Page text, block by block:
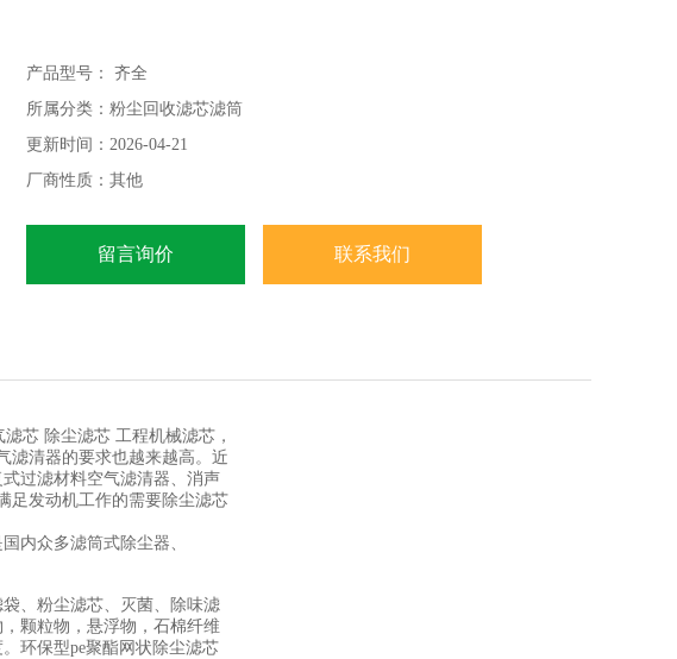
物，悬浮物，石棉纤维
等，解决城市管网输配电过程中自来水引起的二次污染地下水浊度
产品型号： 齐全
所属分类：粉尘回收滤芯滤筒
更新时间：2026-04-21
厂商性质：其他
留言询价 联系我们
芯 除尘滤芯 工程机械滤芯，
滤清器的要求也越来越高。近
过滤材料空气滤清器、消声
足发动机工作的需要除尘滤芯
内众多滤筒式除尘器、
、粉尘滤芯、灭菌、除味滤
颗粒物，悬浮物，石棉纤维
环保型pe聚酯网状除尘滤芯